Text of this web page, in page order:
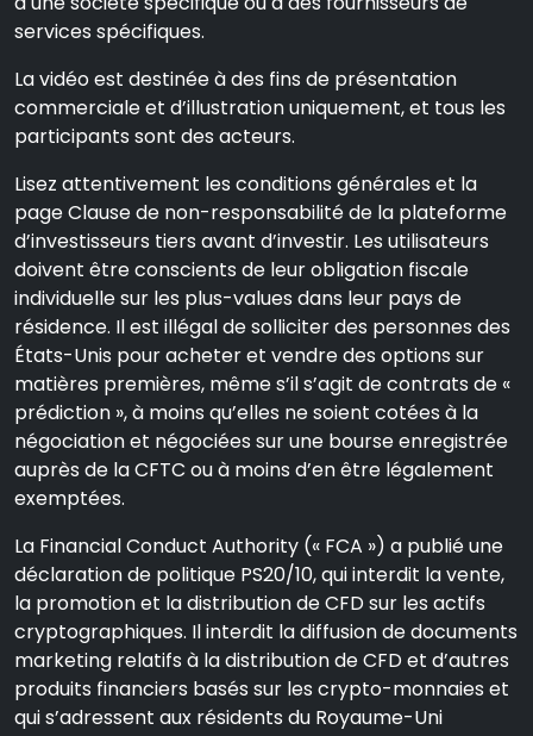
services spécifiques.
La vidéo est destinée à des fins de présentation
commerciale et d’illustration uniquement, et tous les
participants sont des acteurs.
Lisez attentivement les conditions générales et la
page Clause de non-responsabilité de la plateforme
d’investisseurs tiers avant d’investir. Les utilisateurs
doivent être conscients de leur obligation fiscale
individuelle sur les plus-values dans leur pays de
résidence. Il est illégal de solliciter des personnes des
États-Unis pour acheter et vendre des options sur
matières premières, même s’il s’agit de contrats de «
prédiction », à moins qu’elles ne soient cotées à la
négociation et négociées sur une bourse enregistrée
auprès de la CFTC ou à moins d’en être légalement
exemptées.
La Financial Conduct Authority (« FCA ») a publié une
déclaration de politique PS20/10, qui interdit la vente,
la promotion et la distribution de CFD sur les actifs
cryptographiques. Il interdit la diffusion de documents
marketing relatifs à la distribution de CFD et d’autres
produits financiers basés sur les crypto-monnaies et
qui s’adressent aux résidents du Royaume-Uni